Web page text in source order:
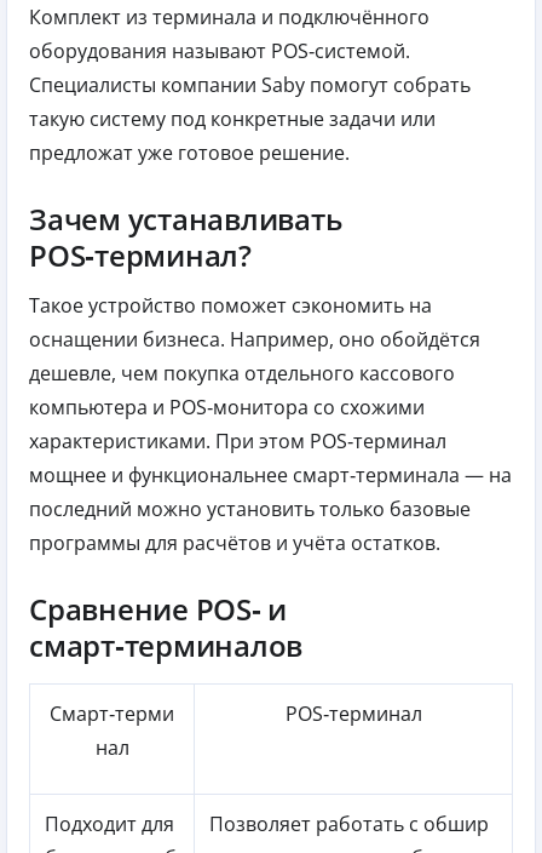
Комплект из терминала и подключённого
оборудования называют POS‑системой.
Специалисты компании Saby помогут собрать
такую систему под конкретные задачи или
предложат уже готовое решение.
Зачем устанавливать
POS‑терминал?
Такое устройство поможет сэкономить на
оснащении бизнеса. Например, оно обойдётся
дешевле, чем покупка отдельного кассового
компьютера и POS‑монитора со схожими
характеристиками. При этом POS‑терминал
мощнее и функциональнее смарт‑терминала — на
последний можно установить только базовые
программы для расчётов и учёта остатков.
Сравнение POS‑ и
смарт‑терминалов
Смарт‑терми
нал
POS‑терминал
Подходит для
Позволяет работать с обшир